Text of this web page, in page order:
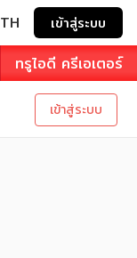
TH เข้าสู่ระบบ
ทรูไอดี ครีเอเตอร์
เข้าสู่ระบบ